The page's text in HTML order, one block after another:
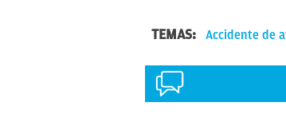
TEMAS: Accidente de